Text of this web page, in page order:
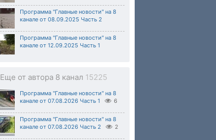
Программа "Главные новости" на 8
канале от 08.09.2025 Часть 2
Программа "Главные новости" на 8
канале от 12.09.2025 Часть 1
Еще от автора 8 канал 15225
Программа "Главные новости" на 8
канале от 07.08.2026 Часть 1
6
Программа "Главные новости" на 8
канале от 07.08.2026 Часть 2
2